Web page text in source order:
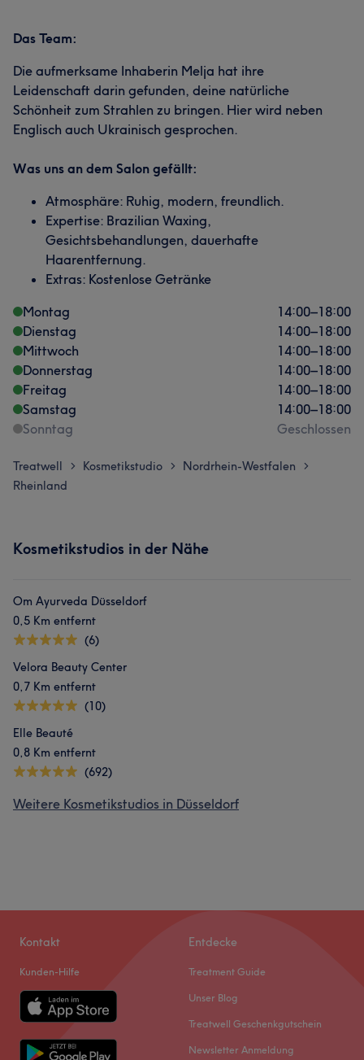
Das Team:
Die aufmerksame Inhaberin Melja hat ihre
Leidenschaft darin gefunden, deine natürliche
Schönheit zum Strahlen zu bringen. Hier wird neben
Englisch auch Ukrainisch gesprochen.
Was uns an dem Salon gefällt:
Atmosphäre: Ruhig, modern, freundlich.
Expertise: Brazilian Waxing,
Gesichtsbehandlungen, dauerhafte
Haarentfernung.
Extras: Kostenlose Getränke
Montag
14:00–18:00
Dienstag
14:00–18:00
Mittwoch
14:00–18:00
Donnerstag
14:00–18:00
Freitag
14:00–18:00
Samstag
14:00–18:00
Sonntag
Geschlossen
Treatwell > Kosmetikstudio > Nordrhein-Westfalen >
Rheinland
Kosmetikstudios in der Nähe
Om Ayurveda Düsseldorf
0,5 Km entfernt
(6)
Velora Beauty Center
0,7 Km entfernt
(10)
Elle Beauté
0,8 Km entfernt
(692)
Weitere Kosmetikstudios in Düsseldorf
Kontakt
Kunden-Hilfe
Entdecke
Treatment Guide
Unser Blog
Treatwell Geschenkgutschein
Newsletter Anmeldung